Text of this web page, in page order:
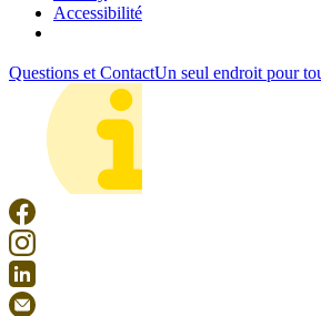
Accessibilité
Questions et ContactUn seul endroit pour